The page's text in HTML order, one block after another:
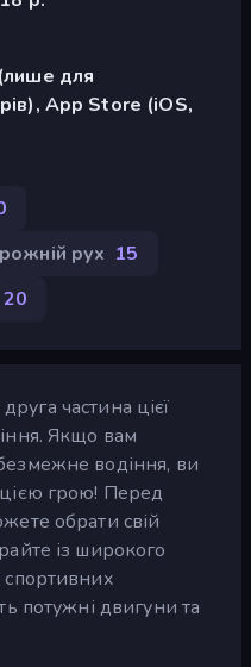
для
App Store (iOS,
рух 15
20
частина цієї
Якщо вам
водіння, ви
грою! Перед
обрати свій
із широкого
спортивних
потужні двигуни та